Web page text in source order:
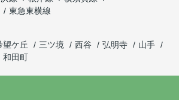
東急東横線
望ケ丘 三ツ境 西谷 弘明寺
山手
和田町